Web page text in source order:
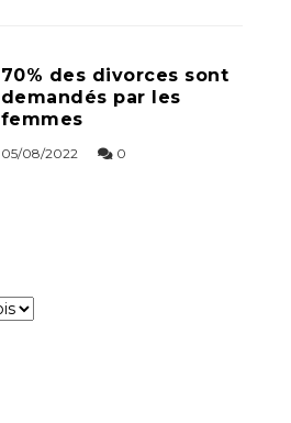
70% des divorces sont
demandés par les
femmes
05/08/2022 0